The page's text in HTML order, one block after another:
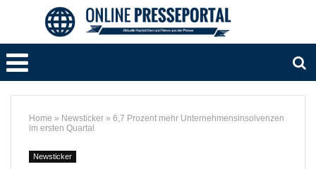
Home » Newsticker » 6,7 Prozent mehr Unternehmensinsolvenzen
im ersten Quartal
Newsticker